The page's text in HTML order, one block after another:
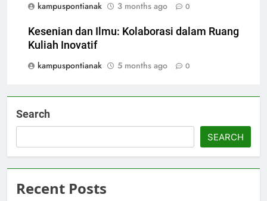
kampuspontianak
3 months ago 0
Kesenian dan Ilmu: Kolaborasi dalam Ruang
Kuliah Inovatif
kampuspontianak
5 months ago 0
Search
SEARCH
Recent Posts